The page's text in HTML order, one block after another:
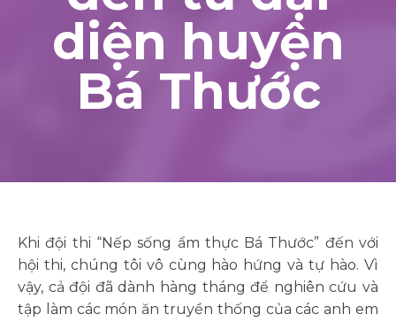
diện huyện
Bá Thước
Khi đội thi “Nếp sống ẩm thực Bá Thước” đến với
hội thi, chúng tôi vô cùng hào hứng và tự hào. Vì
vậy, cả đội đã dành hàng tháng để nghiên cứu và
tập làm các món ăn truyền thống của các anh em